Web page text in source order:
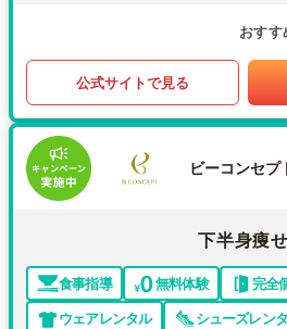
おすす
公式サイトで見る
ビーコンセプ
下半身痩せ
食事指導 無料体験 完全
ウェアレンタル
シューズレン